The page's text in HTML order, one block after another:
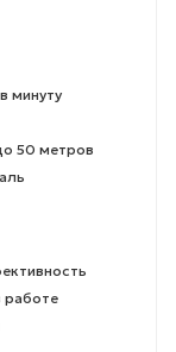
минуту
50 метров
работе